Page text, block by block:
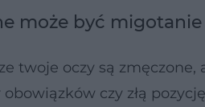
może być migotanie
twoje oczy są zmęczone,
czy złą